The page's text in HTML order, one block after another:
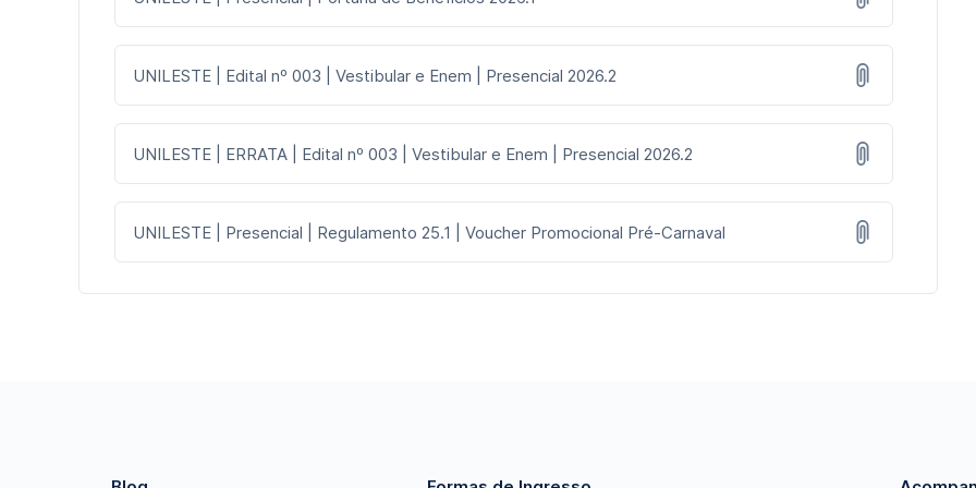
UNILESTE | Edital nº 003 | Vestibular e Enem | Presencial 2026.2
UNILESTE | ERRATA | Edital nº 003 | Vestibular e Enem | Presencial 2026.2
UNILESTE | Presencial | Regulamento 25.1 | Voucher Promocional Pré-Carnaval